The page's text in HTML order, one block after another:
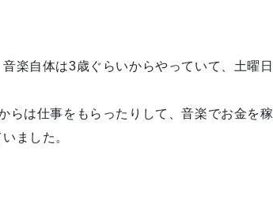
楽自体は3歳ぐらいからやっていて、土曜日
らは仕事をもらったりして、音楽でお金を稼
ました。